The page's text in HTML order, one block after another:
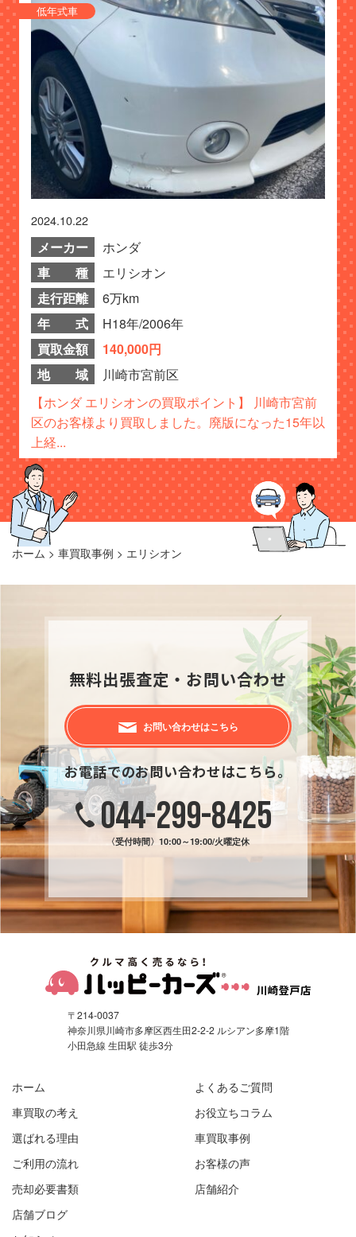
低年式車
2024.10.22
メーカー
ホンダ
車 種
エリシオン
走行距離
6万km
年 式
H18年/2006年
買取金額
140,000円
地 域
川崎市宮前区
【ホンダ エリシオンの買取ポイント】 川崎市宮前
区のお客様より買取しました。廃版になった15年以
上経...
ホーム > 車買取事例 > エリシオン
無料出張査定・お問い合わせ
お問い合わせはこちら
お電話でのお問い合わせはこちら。
044-299-8425
〈受付時間〉 10:00～19:00/火曜定休
〒214-0037
神奈川県川崎市多摩区西生田2-2-2 ルシアン多摩1階
小田急線 生田駅 徒歩3分
ホーム
車買取の考え
選ばれる理由
ご利用の流れ
売却必要書類
よくあるご質問
お役立ちコラム
車買取事例
お客様の声
店舗紹介
店舗ブログ